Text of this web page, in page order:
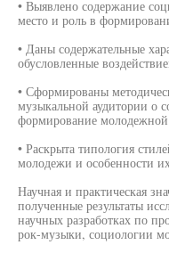
• Выявлено содержание
место и роль в
• Даны содержательные
обусловленные
• Сформированы
музыкальной аудитории о
формирование молодежной
• Раскрыта типология
молодежи и особенности
Научная и практическая
полученные результаты
научных разработках по
рок-музыки, социологии